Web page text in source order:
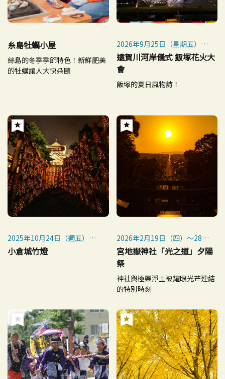
糸島牡蠣小屋
絲島的冬季季節特色！新鮮肥美
的牡蠣讓人大快朵頤
2026年9月25日（星期五）
※如遇惡劣天氣，將延期至9
月28日（星期一）舉行
遠賀川河岸儀式 飯塚花火大
會
飯塚的夏日風物詩！
2025年10月24日（週五）～
11月3日（週一，國定假日）
小倉城竹燈
2026年2月19日（四）～28日
（六）
宮地嶽神社「光之道」夕陽
祭
神社與極樂淨土被耀眼光芒連結
的特別時刻